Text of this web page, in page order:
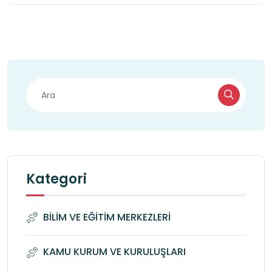
Kategori
BİLİM VE EĞİTİM MERKEZLERİ
KAMU KURUM VE KURULUŞLARI